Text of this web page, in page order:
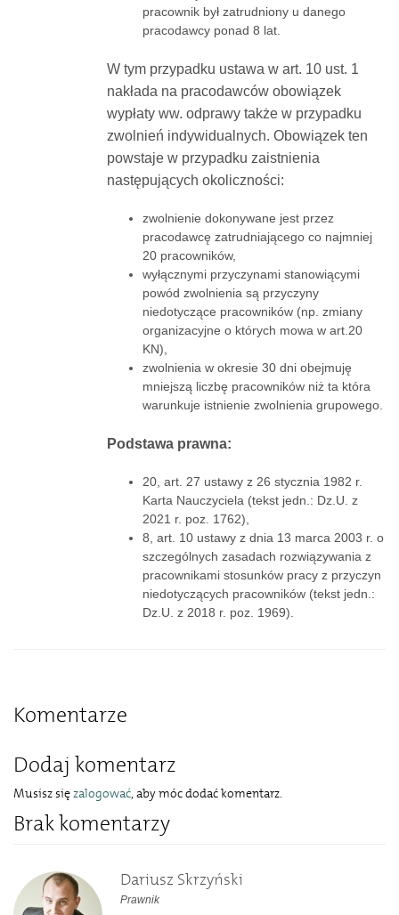
pracownik był zatrudniony u danego
pracodawcy ponad 8 lat.
W tym przypadku ustawa w art. 10 ust. 1
nakłada na pracodawców obowiązek
wypłaty ww. odprawy także w przypadku
zwolnień indywidualnych. Obowiązek ten
powstaje w przypadku zaistnienia
następujących okoliczności:
zwolnienie dokonywane jest przez
pracodawcę zatrudniającego co najmniej
20 pracowników,
wyłącznymi przyczynami stanowiącymi
powód zwolnienia są przyczyny
niedotyczące pracowników (np. zmiany
organizacyjne o których mowa w art.20
KN),
zwolnienia w okresie 30 dni obejmuję
mniejszą liczbę pracowników niż ta która
warunkuje istnienie zwolnienia grupowego.
Podstawa prawna:
20, art. 27 ustawy z 26 stycznia 1982 r.
Karta Nauczyciela (tekst jedn.: Dz.U. z
2021 r. poz. 1762),
8, art. 10 ustawy z dnia 13 marca 2003 r. o
szczególnych zasadach rozwiązywania z
pracownikami stosunków pracy z przyczyn
niedotyczących pracowników (tekst jedn.:
Dz.U. z 2018 r. poz. 1969).
Komentarze
Dodaj komentarz
Musisz sięzalogować, aby móc dodać komentarz.
Brak komentarzy
Dariusz Skrzyński
Prawnik